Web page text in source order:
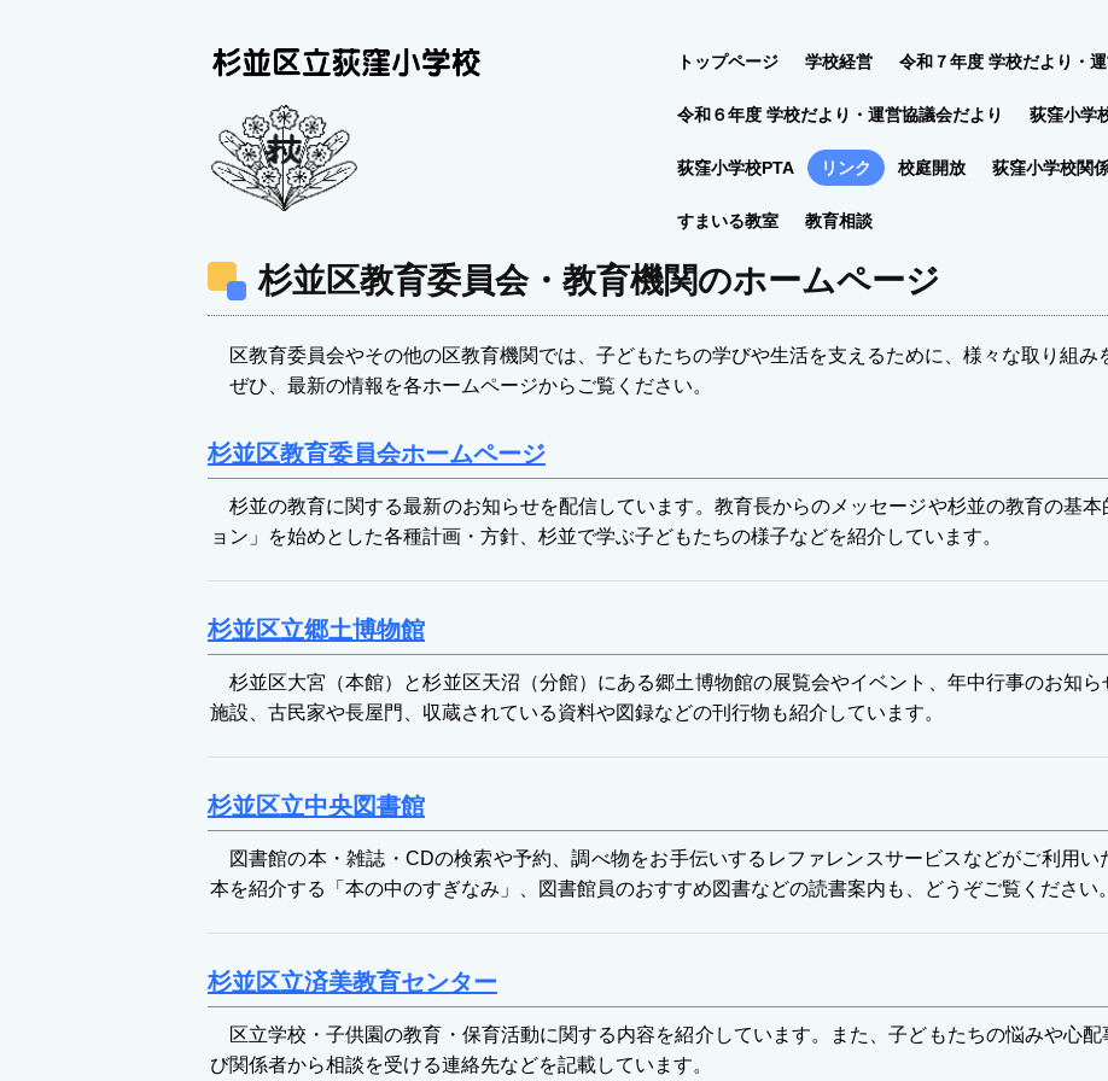
トップページ 学校経営 令和７年度 学校だより・
令和６年度 学校だより・運営協議会だより 荻窪小学
荻窪小学校PTA リンク 校庭開放 荻窪小学校関
すまいる教室 教育相談
杉並区教育委員会・教育機関のホームページ
区教育委員会やその他の区教育機関では、子どもたちの学びや生活を支えるために、様々な取り組
ぜひ、最新の情報を各ホームページからご覧ください。
杉並区教育委員会ホームページ
杉並の教育に関する最新のお知らせを配信しています。教育長からのメッセージや杉並の教育の基
ョン」を始めとした各種計画・方針、杉並で学ぶ子どもたちの様子などを紹介しています。
杉並区立郷土博物館
杉並区大宮（本館）と杉並区天沼（分館）にある郷土博物館の展覧会やイベント、年中行事のお知
施設、古民家や長屋門、収蔵されている資料や図録などの刊行物も紹介しています。
杉並区立中央図書館
図書館の本・雑誌・CDの検索や予約、調べ物をお手伝いするレファレンスサービスなどがご利用い
本を紹介する「本の中のすぎなみ」、図書館員のおすすめ図書などの読書案内も、どうぞご覧ください。
杉並区立済美教育センター
区立学校・子供園の教育・保育活動に関する内容を紹介しています。また、子どもたちの悩みや心配
び関係者から相談を受ける連絡先などを記載しています。